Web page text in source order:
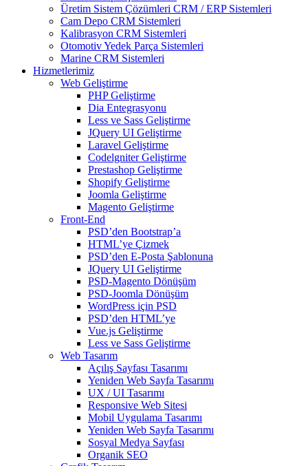
Üretim Sistem Çözümleri CRM / ERP Sistemleri
Cam Depo CRM Sistemleri
Kalibrasyon CRM Sistemleri
Otomotiv Yedek Parça Sistemleri
Marine CRM Sistemleri
Hizmetlerimiz
Web Geliştirme
PHP Geliştirme
Dia Entegrasyonu
Less ve Sass Geliştirme
JQuery UI Geliştirme
Laravel Geliştirme
Codelgniter Geliştirme
Prestashop Geliştirme
Shopify Geliştirme
Joomla Geliştirme
Magento Geliştirme
Front-End
PSD’den Bootstrap’a
HTML’ye Çizmek
PSD’den E-Posta Şablonuna
JQuery UI Geliştirme
PSD-Magento Dönüşüm
PSD-Joomla Dönüşüm
WordPress için PSD
PSD’den HTML’ye
Vue.js Geliştirme
Less ve Sass Geliştirme
Web Tasarım
Açılış Sayfası Tasarımı
Yeniden Web Sayfa Tasarımı
UX / UI Tasarımı
Responsive Web Sitesi
Mobil Uygulama Tasarımı
Yeniden Web Sayfa Tasarımı
Sosyal Medya Sayfası
Organik SEO